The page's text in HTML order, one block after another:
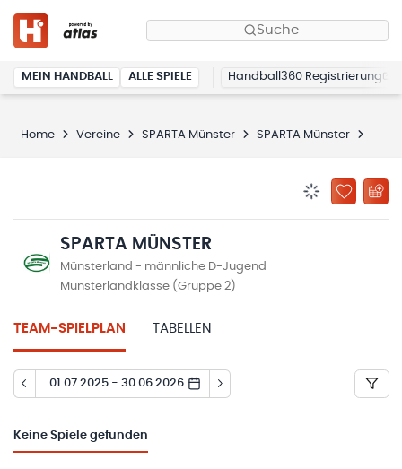
Suche
MEIN HANDBALL ALLE SPIELE Handball360 Registrierung
Home Vereine SPARTA Münster SPARTA Münster
ZU
SPARTA MÜNSTER
Münsterland - männliche D-Jugend
Münsterlandklasse (Gruppe 2)
TEAM-SPIELPLAN TABELLEN
01.07.2025 - 30.06.2026
Keine Spiele gefunden